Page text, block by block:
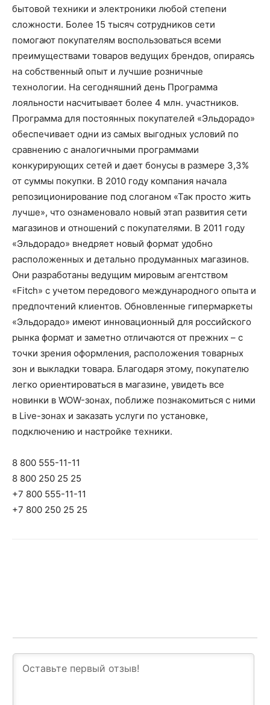
бытовой техники и электроники любой степени
сложности. Более 15 тысяч сотрудников сети
помогают покупателям воспользоваться всеми
преимуществами товаров ведущих брендов, опираясь
на собственный опыт и лучшие розничные
технологии. На сегодняшний день Программа
лояльности насчитывает более 4 млн. участников.
Программа для постоянных покупателей «Эльдорадо»
обеспечивает одни из самых выгодных условий по
сравнению с аналогичными программами
конкурирующих сетей и дает бонусы в размере 3,3%
от суммы покупки. В 2010 году компания начала
репозиционирование под слоганом «Так просто жить
лучше», что ознаменовало новый этап развития сети
магазинов и отношений с покупателями. В 2011 году
«Эльдорадо» внедряет новый формат удобно
расположенных и детально продуманных магазинов.
Они разработаны ведущим мировым агентством
«Fitch» с учетом передового международного опыта и
предпочтений клиентов. Обновленные гипермаркеты
«Эльдорадо» имеют инновационный для российского
рынка формат и заметно отличаются от прежних – с
точки зрения оформления, расположения товарных
зон и выкладки товара. Благодаря этому, покупателю
легко ориентироваться в магазине, увидеть все
новинки в WOW-зонах, поближе познакомиться с ними
в Live-зонах и заказать услуги по установке,
подключению и настройке техники.
8 800 555-11-11
8 800 250 25 25
+7 800 555-11-11
+7 800 250 25 25